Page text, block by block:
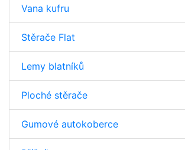
Vana kufru
Stěrače Flat
Lemy blatníků
Ploché stěrače
Gumové autokoberce